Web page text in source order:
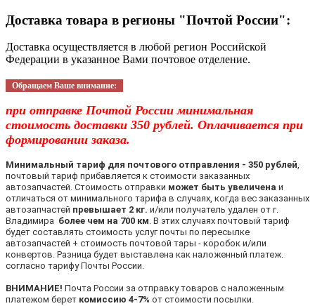
Доставка товара в регионы "Почтой России":
Доставка осуществляется в любой регион Российской
Федерации в указанное Вами почтовое отделение.
Обращаем Ваше внимание:
при отправке Почтой России минимальная
стоимость доставки 350 рублей. Оплачивается при
формировании заказа.
Минимальный тариф для почтового отправления - 350 рублей,
почтовый тариф прибавляется к стоимости заказанных
автозапчастей. Стоимость отправки может быть увеличена и
отличаться от минимального тарифа в случаях, когда вес заказанных
автозапчастей превышает 2 кг. и/или получатель удален от г.
Владимира более чем на 700 км. В этих случаях почтовый тариф
будет составлять стоимость услуг почты по пересылке
автозапчастей + стоимость почтовой тары - коробок и/или
конвертов. Разница будет выставлена как наложенный платеж.
согласно тарифу Почты России.
ВНИМАНИЕ! Почта России за отправку товаров с наложенным
платежом берет комиссию 4-7% от стоимости посылки.